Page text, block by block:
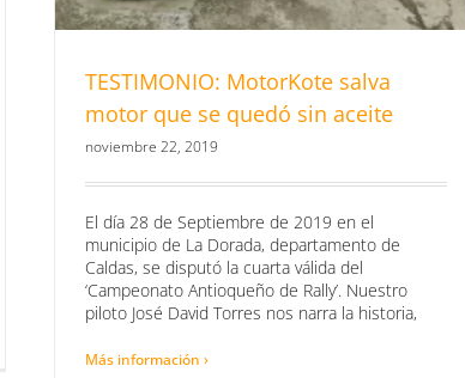
TESTIMONIO: MotorKote salva
motor que se quedó sin aceite
noviembre 22, 2019
El día 28 de Septiembre de 2019 en el
municipio de La Dorada, departamento de
Caldas, se disputó la cuarta válida del
‘Campeonato Antioqueño de Rally’. Nuestro
piloto José David Torres nos narra la historia,
Más información ›